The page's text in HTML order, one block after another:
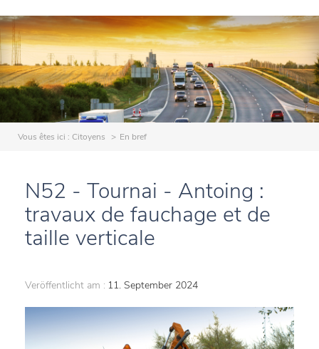
Vous êtes ici : Citoyens En bref
N52 - Tournai - Antoing :
travaux de fauchage et de
taille verticale
Veröffentlicht am : 11. September 2024